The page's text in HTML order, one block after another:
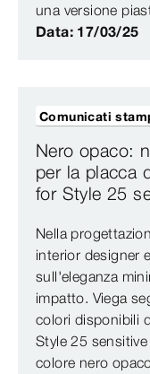
una versione
Data: 17/03/25
Nero opaco:
per la placca
for Style 25
Nella
interior designer
sull'eleganza
impatto. Viega
colori disponibili
Style 25
colore nero
Comunicati